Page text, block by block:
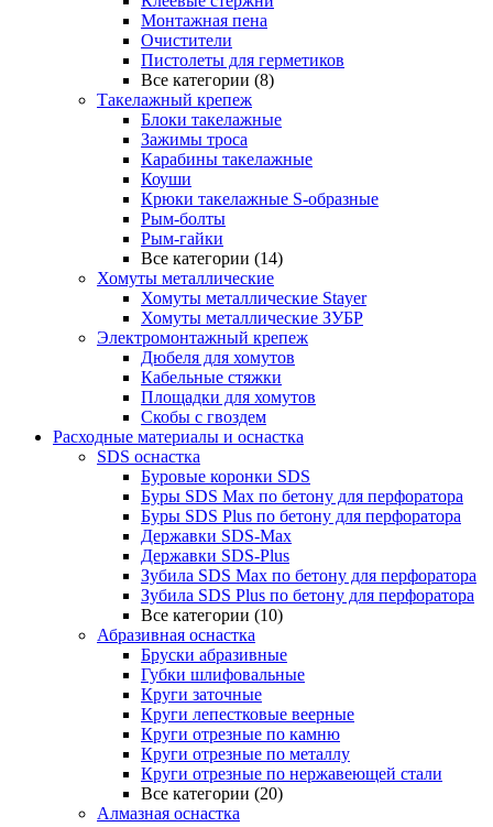
Монтажная пена
Очистители
Пистолеты для герметиков
Все категории (8)
Такелажный крепеж
Блоки такелажные
Зажимы троса
Карабины такелажные
Коуши
Крюки такелажные S-образные
Рым-болты
Рым-гайки
Все категории (14)
Хомуты металлические
Хомуты металлические Stayer
Хомуты металлические ЗУБР
Электромонтажный крепеж
Дюбеля для хомутов
Кабельные стяжки
Площадки для хомутов
Скобы с гвоздем
Расходные материалы и оснастка
SDS оснастка
Буровые коронки SDS
Буры SDS Max по бетону для перфоратора
Буры SDS Plus по бетону для перфоратора
Державки SDS-Max
Державки SDS-Plus
Зубила SDS Mах по бетону для перфоратора
Зубила SDS Plus по бетону для перфоратора
Все категории (10)
Абразивная оснастка
Бруски абразивные
Губки шлифовальные
Круги заточные
Круги лепестковые веерные
Круги отрезные по камню
Круги отрезные по металлу
Круги отрезные по нержавеющей стали
Все категории (20)
Алмазная оснастка